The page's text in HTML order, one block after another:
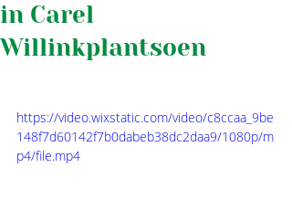
in Carel
Willinkplantsoen
https://video.wixstatic.com/video/c8ccaa_9be
148f7d60142f7b0dabeb38dc2daa9/1080p/m
p4/file.mp4